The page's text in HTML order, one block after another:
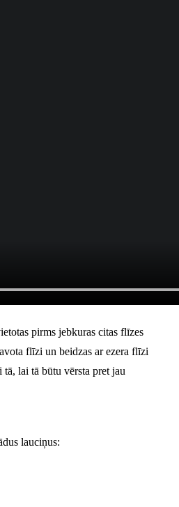
pirms jebkuras citas flīzes
flīzi un beidzas ar ezera flīzi
lai tā būtu vērsta pret jau
lauciņus: